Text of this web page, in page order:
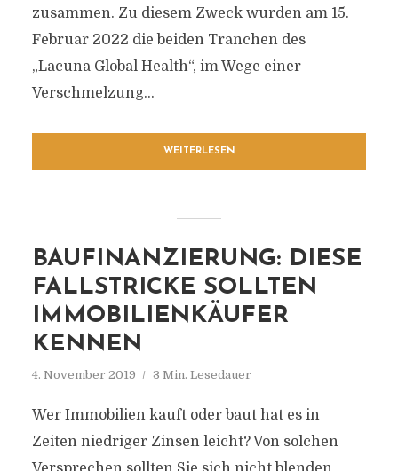
zusammen. Zu diesem Zweck wurden am 15.
Februar 2022 die beiden Tranchen des
„Lacuna Global Health“, im Wege einer
Verschmelzung...
WEITERLESEN
BAUFINANZIERUNG: DIESE
FALLSTRICKE SOLLTEN
IMMOBILIENKÄUFER
KENNEN
4. November 2019 3 Min. Lesedauer
Wer Immobilien kauft oder baut hat es in
Zeiten niedriger Zinsen leicht? Von solchen